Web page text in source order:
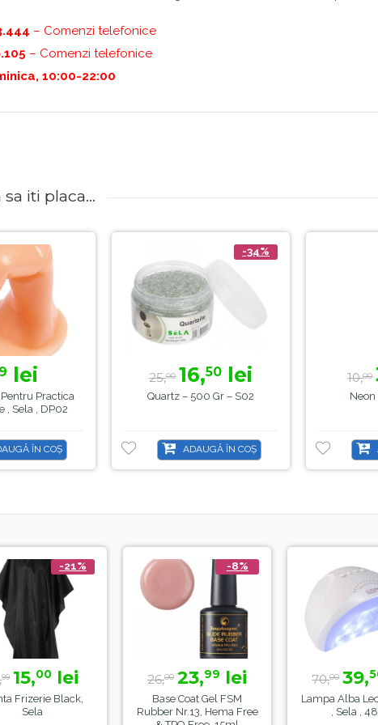
– Comenzi telefonice
– Comenzi telefonice
10:00-22:00
iti placa...
lei
Practica
, Sela , DP02
ÎN COȘ
-34%
25,00 16,50lei
Quartz – 500 Gr – S02
ADAUGĂ ÎN COȘ
10,00
-21%
15,00lei
Frizerie Black,
Sela
-8%
26,00 23,99lei
Base Coat Gel FSM
Rubber Nr.13, Hema Free
70,00 39,50
Lampa Alba
, Sela , 48